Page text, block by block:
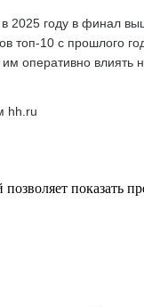
году в финал
топ-10 с прошлого
оперативно влиять
hh.ru
позволяет показать